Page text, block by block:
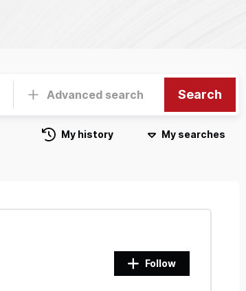
Advanced search Search
My history My searches
Follow